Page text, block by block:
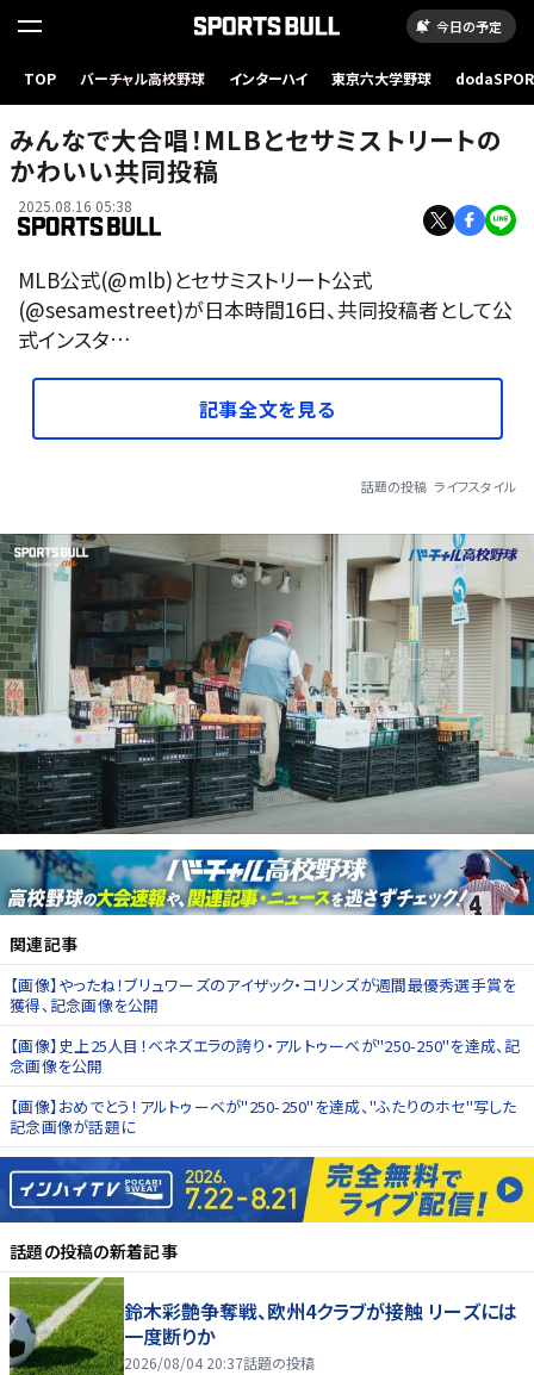
今日の予定
TOP バーチャル高校野球 インターハイ 東京六大学野球
みんなで大合唱！MLBとセサミストリートの
かわいい共同投稿
2025.08.16 05:38
MLB公式(@mlb)とセサミストリート公式
(@sesamestreet)が日本時間16日、共同投稿者として公
式インスタ…
記事全文を見る
話題の投稿 ライフスタイル
関連記事
【画像】やったね！ブリュワーズのアイザック・コリンズが週間最優秀選手賞を
獲得、記念画像を公開
【画像】史上25人目！ベネズエラの誇り・アルトゥーベが"250-250"を達成、記
念画像を公開
【画像】おめでとう！アルトゥーベが"250-250"を達成、"ふたりのホセ"写した
記念画像が話題に
話題の投稿の新着記事
鈴木彩艶争奪戦、欧州4クラブが接触 リーズには
一度断りか
2026/08/04 20:37話題の投稿